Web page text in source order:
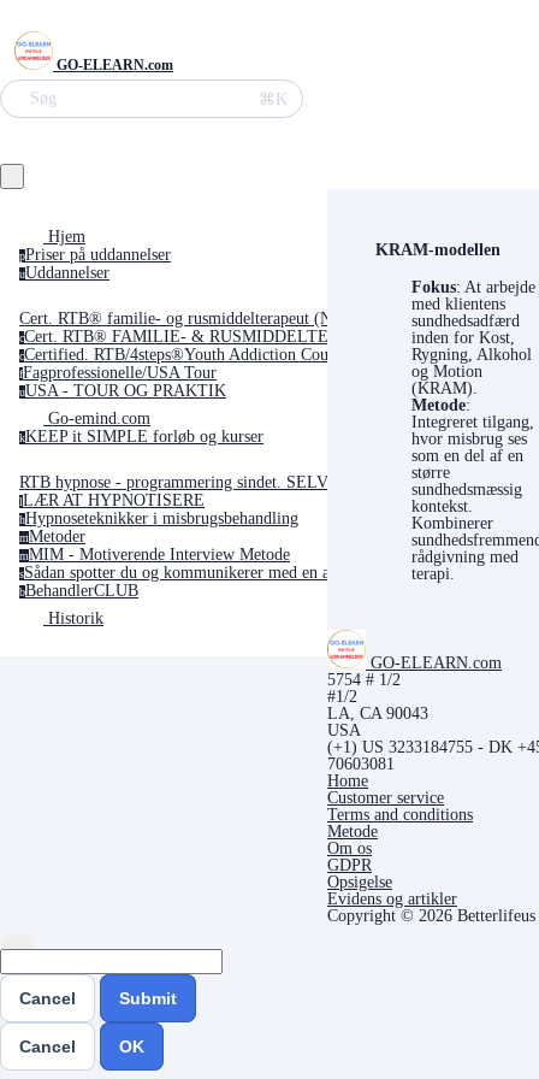
GO-ELEARN.com
Søg ⌘K
Hjem
pPriser på uddannelser
uUddannelser
Cert. RTB® familie- og rusmiddelterapeut (Neuro Transformativ)
cCert. RTB® FAMILIE- & RUSMIDDELTERAPEUT Neuro-transformativ
cCertified. RTB/4steps®Youth Addiction Counselor(USA)
fFagprofessionelle/USA Tour
uUSA - TOUR OG PRAKTIK
Go-emind.com
kKEEP it SIMPLE forløb og kurser
RTB hypnose - programmering sindet. SELVSTUDIE med emnet GO'søvn
lLÆR AT HYPNOTISERE
hHypnoseteknikker i misbrugsbehandling
mMetoder
mMIM - Motiverende Interview Metode
sSådan spotter du og kommunikerer med en afhængighedspersonlighed
bBehandlerCLUB
Historik
KRAM-modellen
Fokus: At arbejde
med klientens
sundhedsadfærd
inden for Kost,
Rygning, Alkohol
og Motion
(KRAM).
Metode:
Integreret tilgang,
hvor misbrug ses
som en del af en
større
sundhedsmæssig
kontekst.
Kombinerer
rådgivning med
terapi.
GO-ELEARN.com
5754 # 1/2
#1/2
LA, CA 90043
USA
(+1) US 3233184755 - DK
70603081
Home
Customer service
Terms and conditions
Metode
Om os
GDPR
Opsigelse
Evidens og artikler
Copyright © 2026
Cancel Submit
Cancel OK